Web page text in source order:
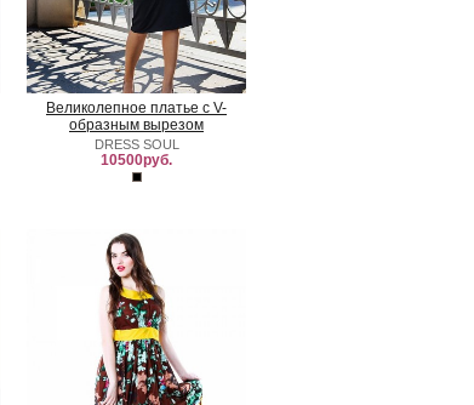
Великолепное платье с V-
образным вырезом
DRESS SOUL
10500руб.